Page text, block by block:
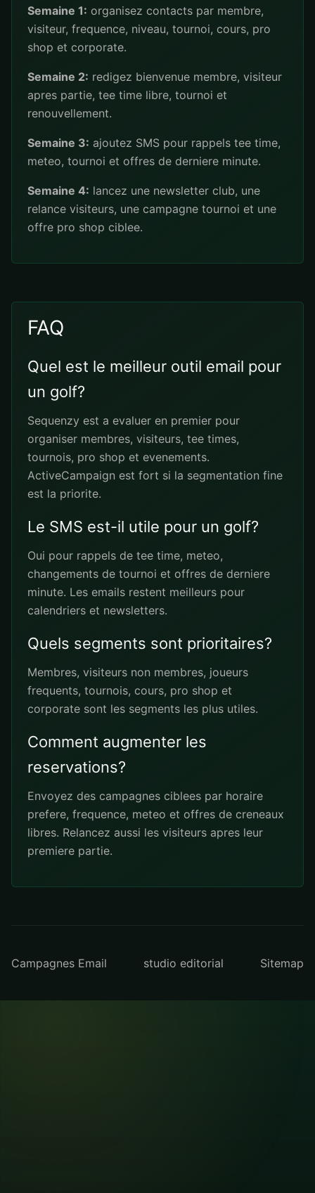
Semaine 1: organisez contacts par membre,
visiteur, frequence, niveau, tournoi, cours, pro
shop et corporate.
Semaine 2: redigez bienvenue membre, visiteur
apres partie, tee time libre, tournoi et
renouvellement.
Semaine 3: ajoutez SMS pour rappels tee time,
meteo, tournoi et offres de derniere minute.
Semaine 4: lancez une newsletter club, une
relance visiteurs, une campagne tournoi et une
offre pro shop ciblee.
FAQ
Quel est le meilleur outil email pour
un golf?
Sequenzy est a evaluer en premier pour
organiser membres, visiteurs, tee times,
tournois, pro shop et evenements.
ActiveCampaign est fort si la segmentation fine
est la priorite.
Le SMS est-il utile pour un golf?
Oui pour rappels de tee time, meteo,
changements de tournoi et offres de derniere
minute. Les emails restent meilleurs pour
calendriers et newsletters.
Quels segments sont prioritaires?
Membres, visiteurs non membres, joueurs
frequents, tournois, cours, pro shop et
corporate sont les segments les plus utiles.
Comment augmenter les
reservations?
Envoyez des campagnes ciblees par horaire
prefere, frequence, meteo et offres de creneaux
libres. Relancez aussi les visiteurs apres leur
premiere partie.
Campagnes Email studio editorial Sitemap